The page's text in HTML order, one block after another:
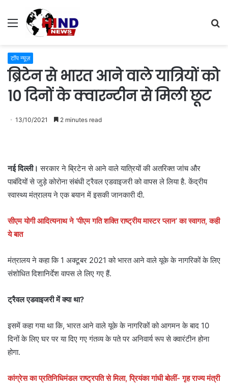
Menu
टॉप न्यूज़
ब्रिटेन से भारत आने वाले यात्रियों को
10 दिनों के क्वारन्टीन से मिली छूट
13/10/2021 2 minutes read
नई दिल्ली।सरकार ने ब्रिटेन से आने वाले यात्रियों की अतरिक्त जांच और
पाबंदियों से जुड़े कोरोना संबंधी ट्रैवल एडवाइजरी को वापस ले लिया है. केंद्रीय
स्वास्थ्य मंत्रालय ने एक बयान में इसकी जानकारी दी.
सीएम योगी आदित्यनाथ ने ‘पीएम गति शक्ति राष्ट्रीय मास्टर प्लान’ का स्वागत, कही
ये बात
मंत्रालय ने कहा कि 1 अक्टूबर 2021 को भारत आने वाले यूके के नागरिकों के लिए
संशोधित दिशानिर्देश वापस ले लिए गए हैं.
ट्रैवल एडवाइजरी में क्या था?
इसमें कहा गया था कि, भारत आने वाले यूके के नागरिकों को आगमन के बाद 10
दिनों के लिए घर पर या दिए गए गंतव्य के पते पर अनिवार्य रूप से क्वारंटीन होना
होगा.
कांग्रेस का प्रतिनिधिमंडल राष्ट्रपति से मिला, प्रियंका गांधी बोलीं- गृह राज्य मंत्री